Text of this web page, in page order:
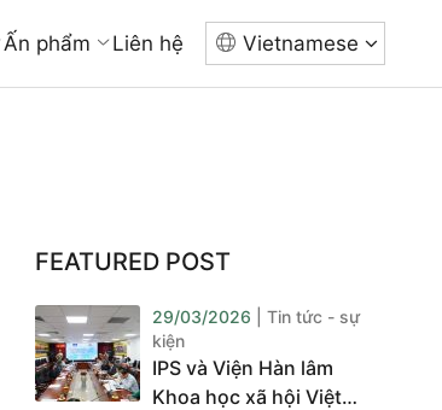
Ấn phẩm Liên hệ Vietnamese
FEATURED POST
29/03/2026
| Tin tức - sự
kiện
IPS và Viện Hàn lâm
Khoa học xã hội Việt